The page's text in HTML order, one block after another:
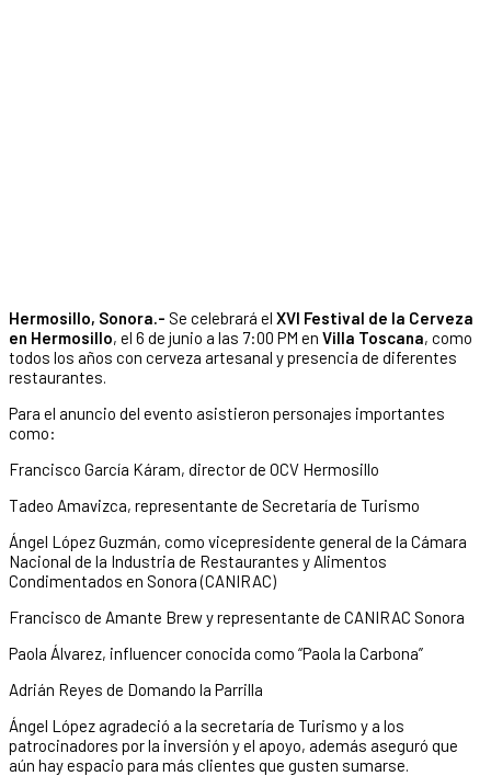
Hermosillo, Sonora.- Se celebrará el XVI Festival de la Cerveza
en Hermosillo, el 6 de junio a las 7:00 PM en Villa Toscana, como
todos los años con cerveza artesanal y presencia de diferentes
restaurantes.
Para el anuncio del evento asistieron personajes importantes
como:
Francisco García Káram, director de OCV Hermosillo
Tadeo Amavizca, representante de Secretaría de Turismo
Ángel López Guzmán, como vicepresidente general de la Cámara
Nacional de la Industria de Restaurantes y Alimentos
Condimentados en Sonora (CANIRAC)
Francisco de Amante Brew y representante de CANIRAC Sonora
Paola Álvarez, influencer conocida como “Paola la Carbona”
Adrián Reyes de Domando la Parrilla
Ángel López agradeció a la secretaría de Turismo y a los
patrocinadores por la inversión y el apoyo, además aseguró que
aún hay espacio para más clientes que gusten sumarse.